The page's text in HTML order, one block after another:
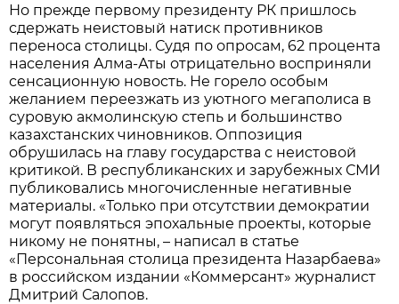
Но прежде первому президенту РК пришлось
сдержать неистовый натиск противников
переноса столицы. Судя по опросам, 62 процента
населения Алма-Аты отрицательно восприняли
сенсационную новость. Не горело особым
желанием переезжать из уютного мегаполиса в
суровую акмолинскую степь и большинство
казахстанских чиновников. Оппозиция
обрушилась на главу государства с неистовой
критикой. В республиканских и зарубежных СМИ
публиковались многочисленные негативные
материалы. «Только при отсутствии демократии
могут появляться эпохальные проекты, которые
никому не понятны, – написал в статье
«Персональная столица президента Назарбаева»
в российском издании «Коммерсант» журналист
Дмитрий Салопов.